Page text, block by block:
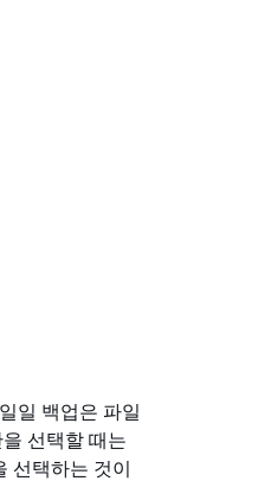
일 백업은 파일
선택할 때는
선택하는 것이